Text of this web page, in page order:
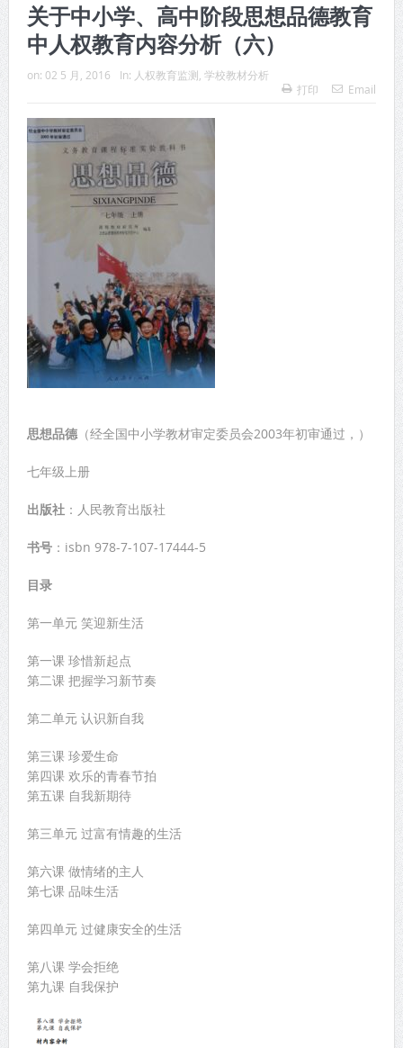
关于中小学、高中阶段思想品德教育
中人权教育内容分析（六）
on: 02 5 月, 2016 In: 人权教育监测 学校教材分析
打印
Email
思想品德（经全国中小学教材审定委员会2003年初审通过，）
七年级上册
出版社：人民教育出版社
书号：isbn 978-7-107-17444-5
目录
第一单元 笑迎新生活
第一课 珍惜新起点
第二课 把握学习新节奏
第二单元 认识新自我
第三课 珍爱生命
第四课 欢乐的青春节拍
第五课 自我新期待
第三单元 过富有情趣的生活
第六课 做情绪的主人
第七课 品味生活
第四单元 过健康安全的生活
第八课 学会拒绝
第九课 自我保护